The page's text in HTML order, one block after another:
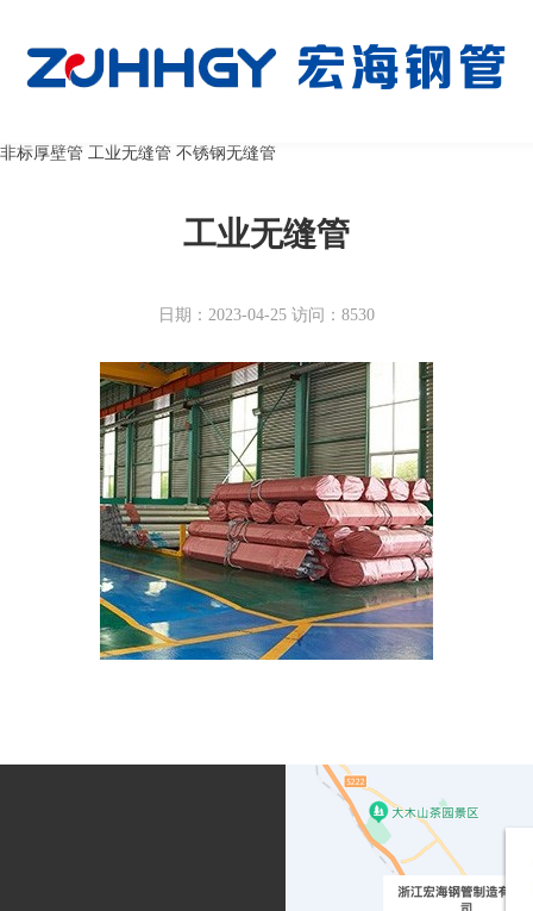
非标厚壁管 工业无缝管 不锈钢无缝管
工业无缝管
日期：2023-04-25 访问：8530